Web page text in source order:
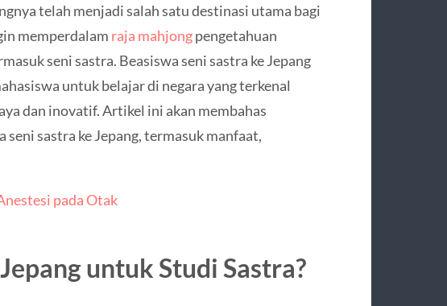
telah menjadi salah satu destinasi utama bagi
memperdalam raja mahjongpengetahuan
seni sastra. Beasiswa seni sastra ke Jepang
untuk belajar di negara yang terkenal
dan inovatif. Artikel ini akan membahas
seni sastra ke Jepang, termasuk manfaat,
pada Otak
untuk Studi Sastra?